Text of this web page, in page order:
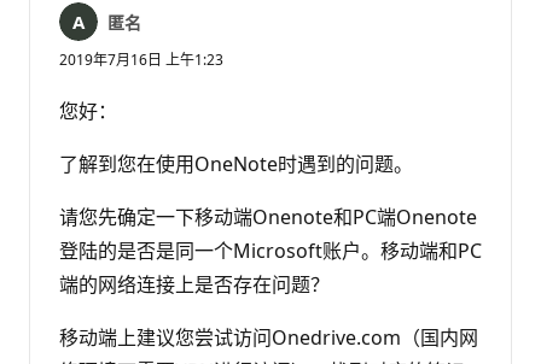
匿名
2019年7月16日 上午1:23
您好：
了解到您在使用OneNote时遇到的问题。
请您先确定一下移动端Onenote和PC端Onenote
登陆的是否是同一个Microsoft账户。移动端和PC
端的网络连接上是否存在问题？
移动端上建议您尝试访问Onedrive.com（国内网